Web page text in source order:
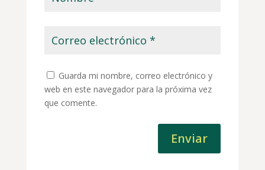
Guarda mi nombre, correo electrónico y
web en este navegador para la próxima vez
que comente.
Enviar